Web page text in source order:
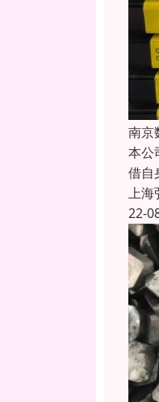
南京
本公
借自
上海
22-